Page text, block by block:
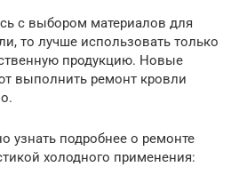
с выбором материалов для
то лучше использовать только
продукцию. Новые
выполнить ремонт кровли
узнать подробнее о ремонте
холодного применения: